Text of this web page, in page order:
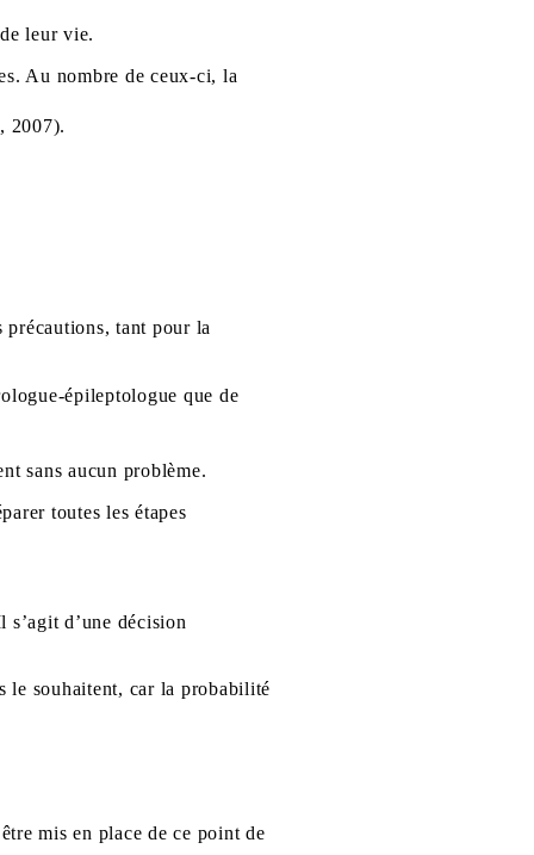
leur vie.
Au nombre de ceux-ci, la
2007).
précautions, tant pour la
épileptologue que de
sans aucun problème.
toutes les étapes
d’une décision
le souhaitent, car la probabilité
mis en place de ce point de